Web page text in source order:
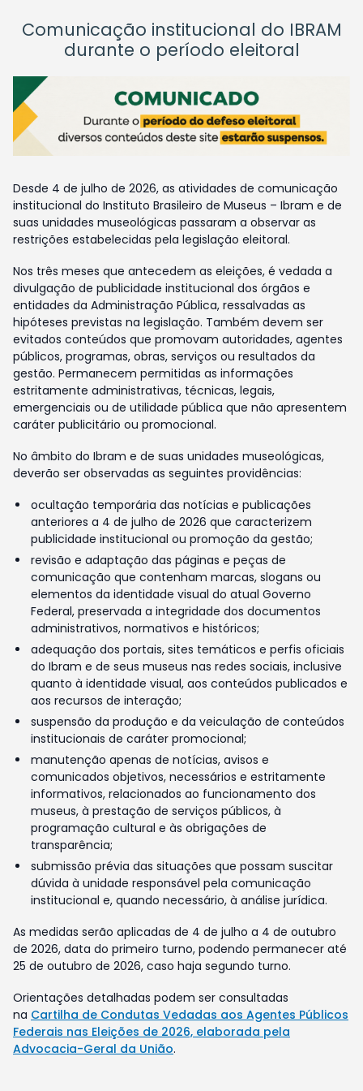
Comunicação institucional do IBRAM
durante o período eleitoral
Desde 4 de julho de 2026, as atividades de comunicação
institucional do Instituto Brasileiro de Museus – Ibram e de
suas unidades museológicas passaram a observar as
restrições estabelecidas pela legislação eleitoral.
Nos três meses que antecedem as eleições, é vedada a
divulgação de publicidade institucional dos órgãos e
entidades da Administração Pública, ressalvadas as
hipóteses previstas na legislação. Também devem ser
evitados conteúdos que promovam autoridades, agentes
públicos, programas, obras, serviços ou resultados da
gestão. Permanecem permitidas as informações
estritamente administrativas, técnicas, legais,
emergenciais ou de utilidade pública que não apresentem
caráter publicitário ou promocional.
No âmbito do Ibram e de suas unidades museológicas,
deverão ser observadas as seguintes providências:
ocultação temporária das notícias e publicações
anteriores a 4 de julho de 2026 que caracterizem
publicidade institucional ou promoção da gestão;
revisão e adaptação das páginas e peças de
comunicação que contenham marcas, slogans ou
elementos da identidade visual do atual Governo
Federal, preservada a integridade dos documentos
administrativos, normativos e históricos;
adequação dos portais, sites temáticos e perfis oficiais
do Ibram e de seus museus nas redes sociais, inclusive
quanto à identidade visual, aos conteúdos publicados e
aos recursos de interação;
suspensão da produção e da veiculação de conteúdos
institucionais de caráter promocional;
manutenção apenas de notícias, avisos e
comunicados objetivos, necessários e estritamente
informativos, relacionados ao funcionamento dos
museus, à prestação de serviços públicos, à
programação cultural e às obrigações de
transparência;
submissão prévia das situações que possam suscitar
dúvida à unidade responsável pela comunicação
institucional e, quando necessário, à análise jurídica.
As medidas serão aplicadas de 4 de julho a 4 de outubro
de 2026, data do primeiro turno, podendo permanecer até
25 de outubro de 2026, caso haja segundo turno.
Orientações detalhadas podem ser consultadas
na Cartilha de Condutas Vedadas aos Agentes Públicos
Federais nas Eleições de 2026, elaborada pela
Advocacia-Geral da União.